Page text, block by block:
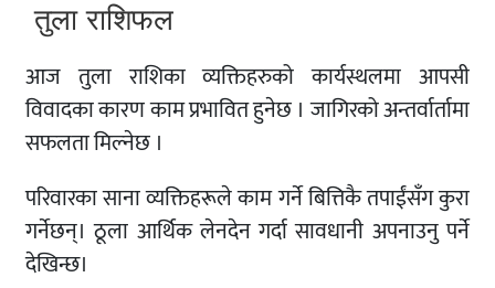
तुला राशिफल
आज तुला राशिका व्यक्तिहरुको कार्यस्थलमा आपसी
विवादका कारण काम प्रभावित हुनेछ । जागिरको अन्तर्वार्तामा
सफलता मिल्नेछ ।
परिवारका साना व्यक्तिहरूले काम गर्ने बित्तिकै तपाईंसँग कुरा
गर्नेछन्। ठूला आर्थिक लेनदेन गर्दा सावधानी अपनाउनु पर्ने
देखिन्छ।